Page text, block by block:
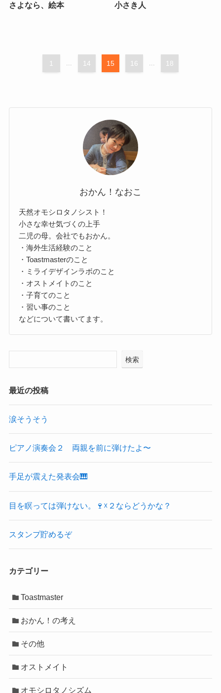
さよなら、絵本 小さき人
1 ... 14 15 16 ... 18
おかん！なおこ
天然オモシロタノシスト！
小さな幸せ気づくの上手
二児の母。会社でもおかん。
・海外生活経験のこと
・Toastmasterのこと
・ミライデザインラボのこと
・オストメイトのこと
・子育てのこと
・習い事のこと
などについて書いてます。
検索
最近の投稿
涙そうそう
ピアノ演奏会２ 両親を前に弾けたよ〜
手足が震えた発表会🎹
目を瞑っては弾けない。🍷☓２ならどうかな？
スタンプ貯めるぞ
カテゴリー
Toastmaster
おかん！の考え
その他
オストメイト
オモシロタノシズム